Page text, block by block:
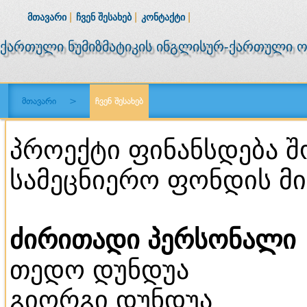
ᲛᲗᲐᲕᲐᲠᲘ ᲩᲕᲔᲜ ᲨᲔᲡᲐᲮᲔᲑ ᲙᲝᲜᲢᲐᲥᲢᲘ
ქართული ნუმიზმატიკის ინგლისურ-ქართული
მთავარი > ჩვენ შესახებ
პროექტი ფინანსდება
სამეცნიერო ფონდის
ძირითადი პერსონალი
თედო დუნდუა
გიორგი დუნდუა